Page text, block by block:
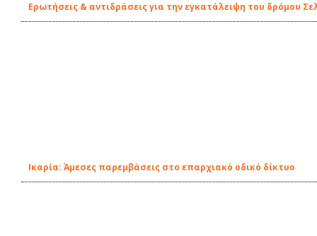
Ερωτήσεις & αντιδράσεις για την εγκατάλειψη του δρόμου
Ικαρία: Άμεσες παρεμβάσεις στο επαρχιακό οδικό δίκτυο